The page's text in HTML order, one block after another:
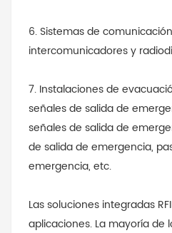
6. Sistemas de
intercomunicadores y
7. Instalaciones de
señales de salida de
señales de salida de
de salida de emergencia,
emergencia, etc.
Las soluciones integradas
aplicaciones. La mayoría de